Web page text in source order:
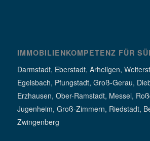
IMMOBILIENKOMPETENZ FÜR
Darmstadt, Eberstadt, Arheilgen,
Egelsbach, Pfungstadt, Groß-Gerau,
Erzhausen, Ober-Ramstadt, Messel,
Jugenheim, Groß-Zimmern, Riedstadt,
Zwingenberg